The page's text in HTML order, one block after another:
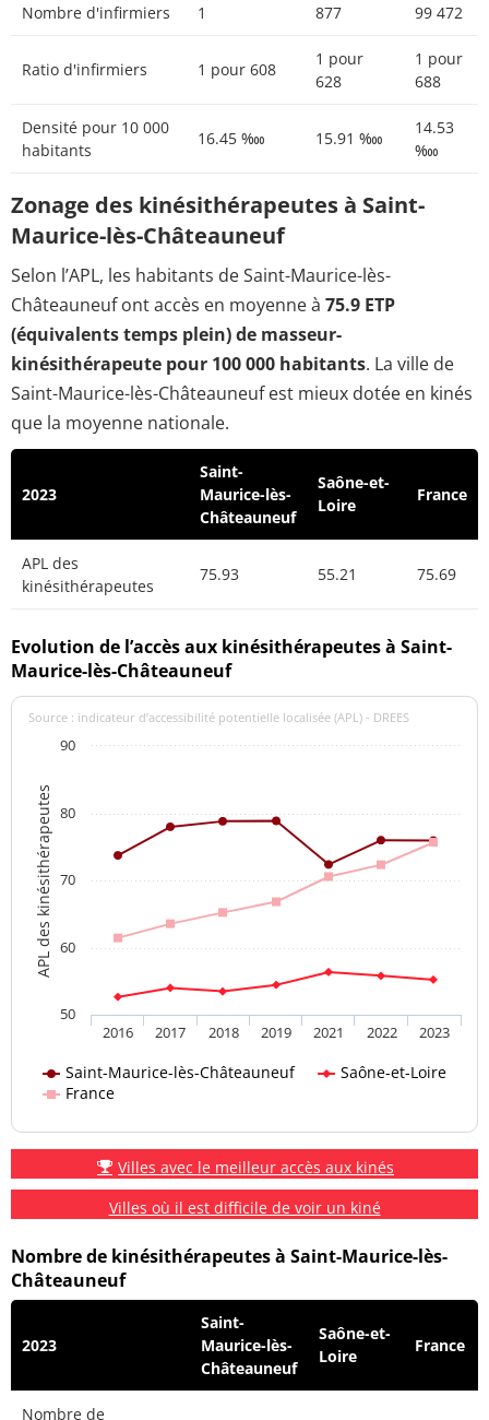
Nombre d'infirmiers 1 877 99 472
Ratio d'infirmiers 1 pour 608
1 pour
628
1 pour
688
Densité pour 10 000
habitants
16.45 ‱ 15.91 ‱
14.53
‱
Zonage des kinésithérapeutes à Saint-
Maurice-lès-Châteauneuf
Selon l’APL, les habitants de Saint-Maurice-lès-
Châteauneuf ont accès en moyenne à 75.9 ETP
(équivalents temps plein) de masseur-
kinésithérapeute pour 100 000 habitants. La ville de
Saint-Maurice-lès-Châteauneuf est mieux dotée en kinés
que la moyenne nationale.
2023
Saint-
Maurice-lès-
Châteauneuf
Saône-et-
Loire
France
APL des
kinésithérapeutes
75.93 55.21 75.69
Evolution de l’accès aux kinésithérapeutes à Saint-
Maurice-lès-Châteauneuf
APL des kinésithérapeutes
Source : indicateur d’accessibilité potentielle localisée (APL) - DREES
Saint-Maurice-lès-Châteauneuf
Saône-et-Loire
France
2016 2017 2018 2019 2021 2022 2023
50
60
70
80
90
Villes avec le meilleur accès aux kinés
Villes où il est difficile de voir un kiné
Nombre de kinésithérapeutes à Saint-Maurice-lès-
Châteauneuf
2023
Saint-
Maurice-lès-
Châteauneuf
Saône-et-
Loire
France
Nombre de